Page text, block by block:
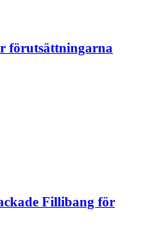
förutsättningarna
Fillibang för